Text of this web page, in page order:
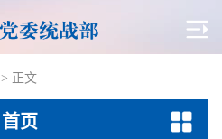
> 正文
首页